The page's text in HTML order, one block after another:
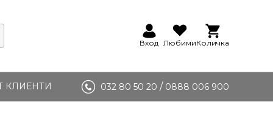
Вход ЛюбимиКоличка
КЛИЕНТИ 032 80 50 20 / 0888 006 900